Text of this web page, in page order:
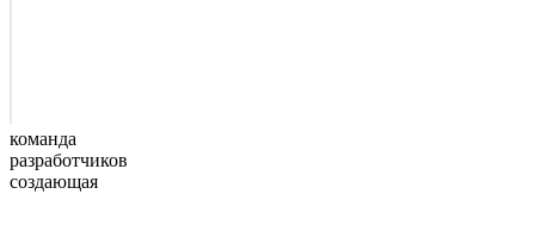
команда
разработчиков
создающая